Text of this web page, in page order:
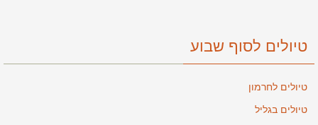
טיולים לסוף שבוע
טיולים לחרמון
טיולים בגליל